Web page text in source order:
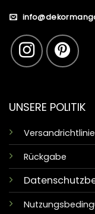
UNSERE POLITIK
Rückgabe